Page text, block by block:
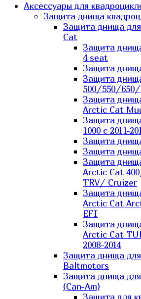
Аксессуары для
Защита днища
Защита днища
Cat
Защита
4 seat
Защита
Защита
500/550/650/
Защита
Arctic Cat
Защита
1000 c 2011-
Защита
Защита
Защита
Arctic Cat
TRV/ Cruizer
Защита
Arctic Cat
EFI
Защита
Arctic Cat
2008-2014
Защита днища
Baltmotors
Защита днища
(Can-Am)
Защита для